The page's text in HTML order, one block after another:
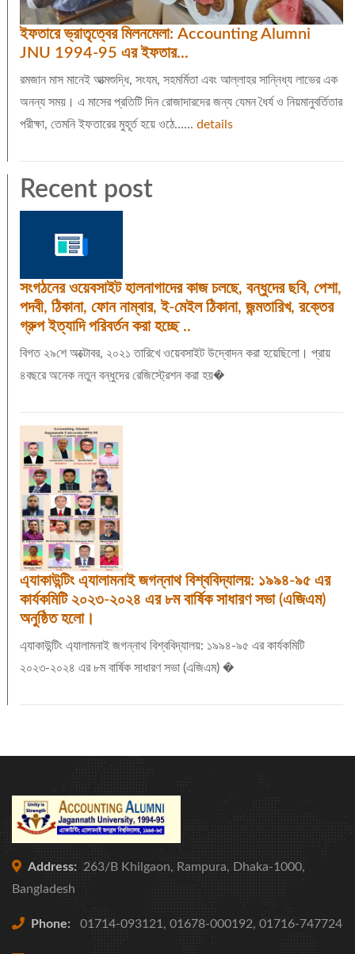
ইফতারে ভ্রাতৃত্বের মিলনমেলা: Accounting Alumni
JNU 1994-95 এর ইফতার...
রমজান মাস মানেই আত্মশুদ্ধি, সংযম, সহমর্মিতা এবং আল্লাহর সান্নিধ্য লাভের এক
অনন্য সময়। এ মাসের প্রতিটি দিন রোজাদারদের জন্য যেমন ধৈর্য ও নিয়মানুবর্তিতার
পরীক্ষা, তেমনি ইফতারের মুহূর্ত হয়ে ওঠে...... details
Recent post
সংগঠনের ওয়েবসাইট হালনাগাদের কাজ চলছে, বন্ধুদের ছবি, পেশা,
পদবী, ঠিকানা, ফোন নাম্বার, ই-মেইল ঠিকানা, জন্মতারিখ, রক্তের
গ্রুপ ইত্যাদি পরিবর্তন করা হচ্ছে ..
বিগত ২৯শে অক্টোবর, ২০২১ তারিখে ওয়েবসাইট উদ্বোদন করা হয়েছিলো। প্রায়
৪বছরে অনেক নতুন বন্ধুদের রেজিস্ট্রেশন করা হয়�
এ্যাকাউন্টিং এ্যালামনাই জগন্নাথ বিশ্ববিদ্যালয়: ১৯৯৪-৯৫ এর
কার্যকমিটি ২০২৩-২০২৪ এর ৮ম বার্ষিক সাধারণ সভা (এজিএম)
অনুষ্ঠিত হলো।
এ্যাকাউন্টিং এ্যালামনাই জগন্নাথ বিশ্ববিদ্যালয়: ১৯৯৪-৯৫ এর কার্যকমিটি
২০২৩-২০২৪ এর ৮ম বার্ষিক সাধারণ সভা (এজিএম) �
Address:
263/B Khilgaon, Rampura, Dhaka-1000,
Bangladesh
Phone: 01714-093121, 01678-000192, 01716-747724